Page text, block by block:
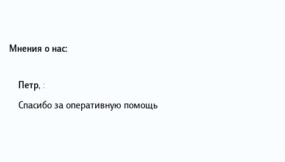
Мнения о нас:
Петр, :
Спасибо за оперативную помощь